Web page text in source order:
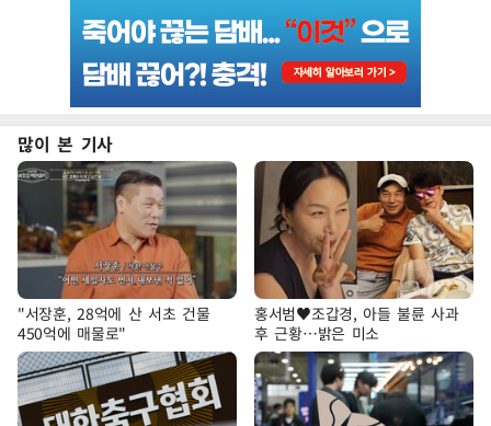
많이 본 기사
"서장훈, 28억에 산 서초 건물
450억에 매물로"
홍서범♥조갑경, 아들 불륜 사과
후 근황…밝은 미소